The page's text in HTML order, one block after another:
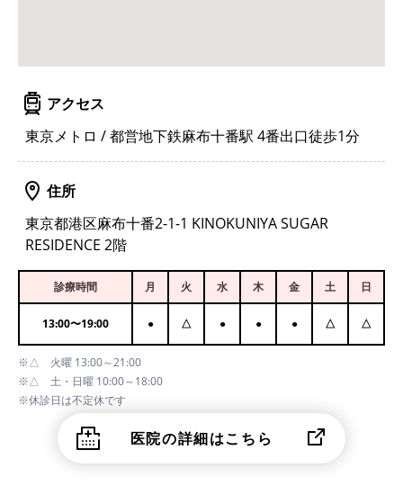
アクセス
東京メトロ / 都営地下鉄麻布十番駅 4番出口徒歩1分
住所
東京都港区麻布十番2-1-1 KINOKUNIYA SUGAR
RESIDENCE 2階
診療時間 月 火 水 木 金 土 日
13:00〜19:00 ● △ ● ● ● △ △
※△ 火曜 13:00～21:00
※△ 土・日曜 10:00～18:00
※休診日は不定休です
医院の詳細はこちら